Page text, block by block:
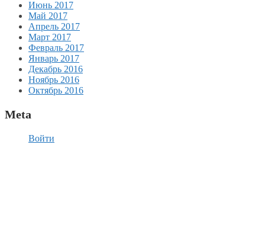
Июнь 2017
Май 2017
Апрель 2017
Март 2017
Февраль 2017
Январь 2017
Декабрь 2016
Ноябрь 2016
Октябрь 2016
Meta
Войти